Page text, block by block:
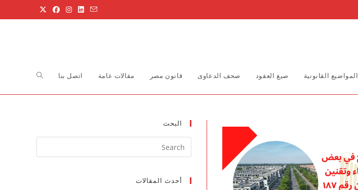
المواضيع القانونية صيغ العقود صحف الدعاوى قانون مصر مقالات عامة اتصل بنا Toggle
البحث
Escape
أحدث المقالات